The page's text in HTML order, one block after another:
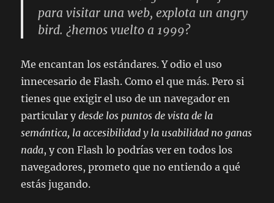
para visitar una web, explota un angry
bird. ¿hemos vuelto a 1999?
Me encantan los estándares. Y odio el uso
innecesario de Flash. Como el que más. Pero si
tienes que exigir el uso de un navegador en
particular ydesde los puntos de vista de la
semántica, la accesibilidad y la usabilidad no ganas
nada, y con Flash lo podrías ver en todos los
navegadores, prometo que no entiendo a qué
estás jugando.